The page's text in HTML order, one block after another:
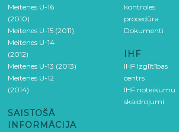
Meitenes U-16
(2010)
Meitenes U-15 (2011)
Meitenes U-14
(2012)
Meitenes U-13 (2013)
Meitenes U-12
(2014)
SAISTOŠĀ
INFORMĀCIJA
kontroles
procedūra
Dokumenti
IHF
IHF Izglītības
centrs
IHF noteikumu
skaidrojumi